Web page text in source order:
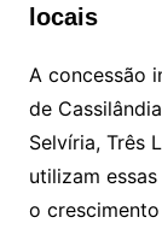
locais
A concessão
de
Selvíria, Três
utilizam
o